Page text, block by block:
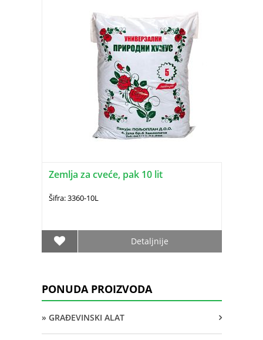
Zemlja za cveće, pak 10 lit
Šifra: 3360-10L
Detaljnije
PONUDA PROIZVODA
» GRAĐEVINSKI ALAT